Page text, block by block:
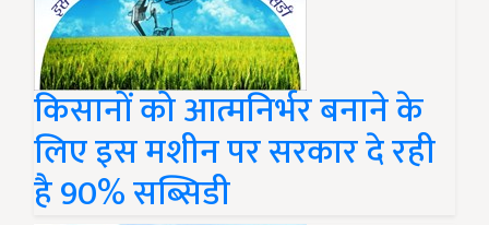
किसानों को आत्मनिर्भर बनाने के
लिए इस मशीन पर सरकार दे रही
है 90% सब्सिडी